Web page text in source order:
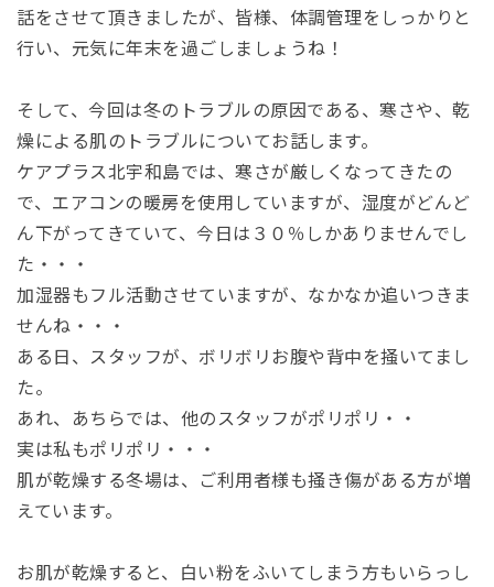
話をさせて頂きましたが、皆様、体調管理をしっかりと
行い、元気に年末を過ごしましょうね！
そして、今回は冬のトラブルの原因である、寒さや、乾
燥による肌のトラブルについてお話します。
ケアプラス北宇和島では、寒さが厳しくなってきたの
で、エアコンの暖房を使用していますが、湿度がどんど
ん下がってきていて、今日は３０％しかありませんでし
た・・・
加湿器もフル活動させていますが、なかなか追いつきま
せんね・・・
ある日、スタッフが、ボリボリお腹や背中を掻いてまし
た。
あれ、あちらでは、他のスタッフがポリポリ・・
実は私もポリポリ・・・
肌が乾燥する冬場は、ご利用者様も掻き傷がある方が増
えています。
お肌が乾燥すると、白い粉をふいてしまう方もいらっし